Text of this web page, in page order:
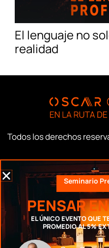
El lenguaje no
realidad
Todos los derechos
Seminario
PENSAR
EL ÚNICO EVENTO QUE
PROMEDIO AL 5%